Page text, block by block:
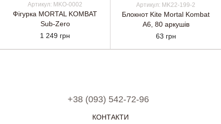
Артикул: MKO-0002
Фігурка MORTAL KOMBAT
Sub-Zero
1 249 грн
Артикул: MK22-199-2
Блокнот Kite Mortal Kombat
А6, 80 аркушів
63 грн
+38 (093) 542-72-96
КОНТАКТИ